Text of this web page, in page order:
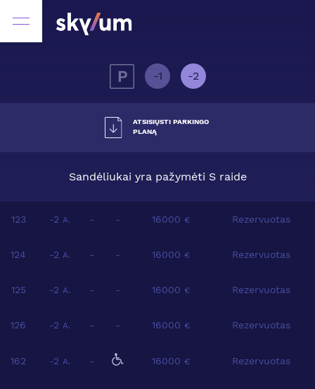
-1 -2
ATSISIŲSTI PARKINGO
PLANĄ
Sandėliukai yra pažymėti S raide
123 -2 A. - - 16000 € Rezervuotas
124 -2 A. - - 16000 € Rezervuotas
125 -2 A. - - 16000 € Rezervuotas
126 -2 A. - - 16000 € Rezervuotas
162 -2 A. - 16000 € Rezervuotas